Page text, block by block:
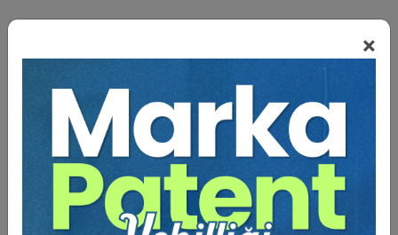
×
Ticaret Hukuku Kongresi - V. Oturum: TTK ve
HMK ARASINDAKİ HUKUKİ İLİŞKİ Video Kaydı
360 TL Sepete Ekle
Eğitmen Hakkında
Research and university teaching expertise on law;
maritime law; air law; insurance Law; international
trade law
Member of Turkish Maritime Law Association
(Member of CMI); Turkish Insurance Association
(Member of AIDA); Arbitrator at CAIP
Participated to ICMA XIX and ICMA XX as speaker